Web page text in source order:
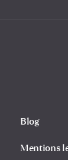
Blog
Mentions